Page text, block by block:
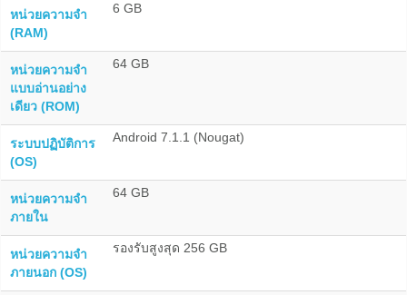
หน่วยความจำ
(RAM)
6 GB
หน่วยความจำ
แบบอ่านอย่าง
เดียว (ROM)
64 GB
ระบบปฏิบัติการ
(OS)
Android 7.1.1 (Nougat)
หน่วยความจำ
ภายใน
64 GB
หน่วยความจำ
ภายนอก (OS)
รองรับสูงสุด 256 GB